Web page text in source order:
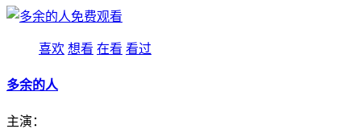
喜欢 想看 在看 看过
多余的人
主演：